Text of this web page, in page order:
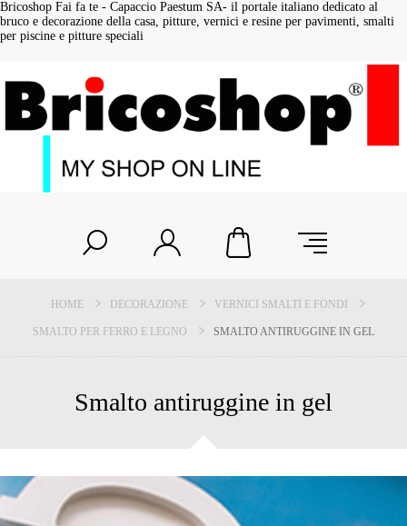
Bricoshop Fai fa te - Capaccio Paestum SA- il portale italiano dedicato al
bruco e decorazione della casa, pitture, vernici e resine per pavimenti, smalti
per piscine e pitture speciali
HOME DECORAZIONE VERNICI SMALTI E FONDI
SMALTO PER FERRO E LEGNO SMALTO ANTIRUGGINE IN GEL
Smalto antiruggine in gel